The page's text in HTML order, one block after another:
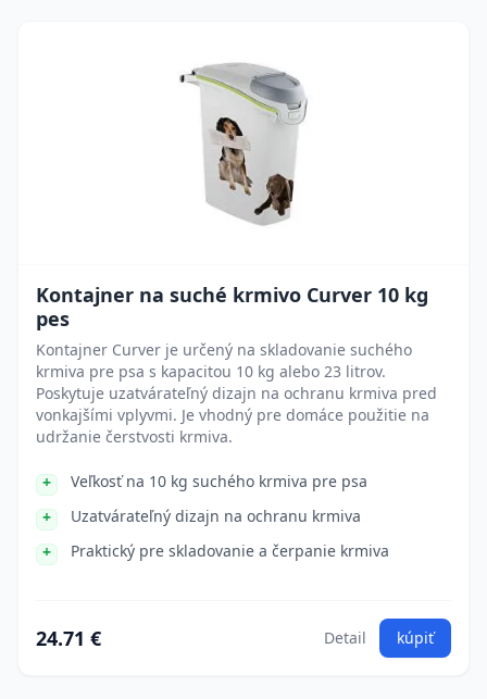
Kontajner na suché krmivo Curver 10 kg
pes
Kontajner Curver je určený na skladovanie suchého
krmiva pre psa s kapacitou 10 kg alebo 23 litrov.
Poskytuje uzatvárateľný dizajn na ochranu krmiva pred
vonkajšími vplyvmi. Je vhodný pre domáce použitie na
udržanie čerstvosti krmiva.
Veľkosť na 10 kg suchého krmiva pre psa
Uzatvárateľný dizajn na ochranu krmiva
Praktický pre skladovanie a čerpanie krmiva
24.71 € Detail kúpiť